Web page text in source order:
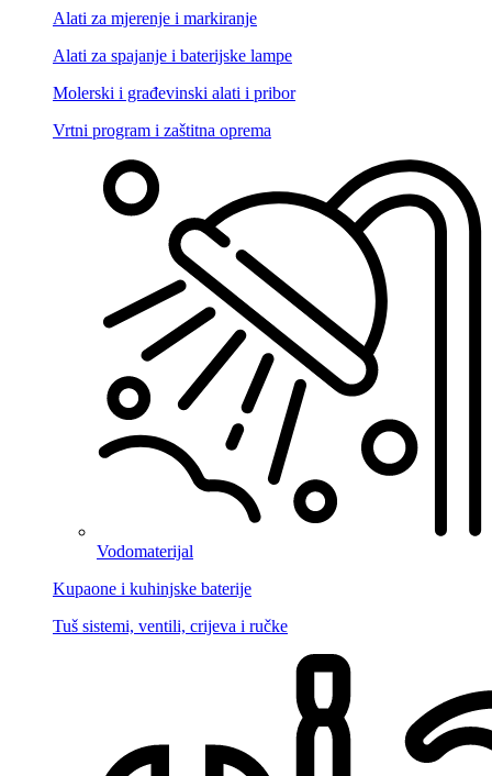
Alati za mjerenje i markiranje
Alati za spajanje i baterijske lampe
Molerski i građevinski alati i pribor
Vrtni program i zaštitna oprema
Vodomaterijal
Kupaone i kuhinjske baterije
Tuš sistemi, ventili, crijeva i ručke